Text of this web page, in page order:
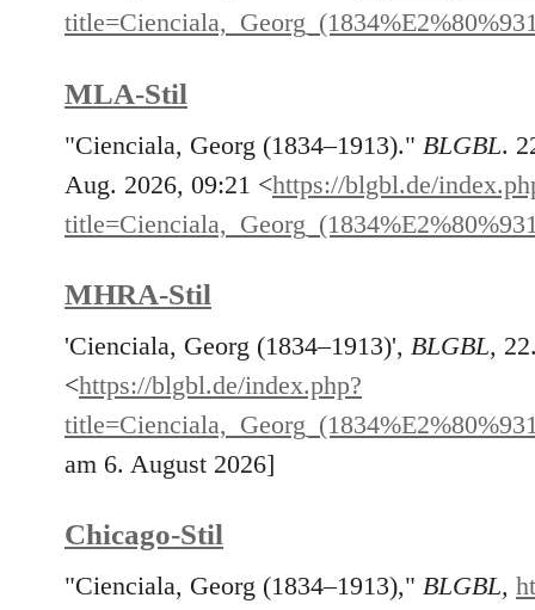
MLA-Stil
"Cienciala, Georg (1834–1913)." BLGBL.
Aug. 2026, 09:21 <https://blgbl.de/
MHRA-Stil
'Cienciala, Georg (1834–1913)', BLGBL,
<https://blgbl.de/index.php?
am 6. August 2026]
Chicago-Stil
"Cienciala, Georg (1834–1913)," BLGBL,